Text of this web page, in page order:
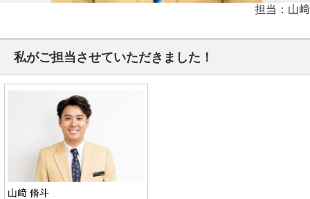
担当：山﨑
私がご担当させていただきました！
山﨑 脩斗